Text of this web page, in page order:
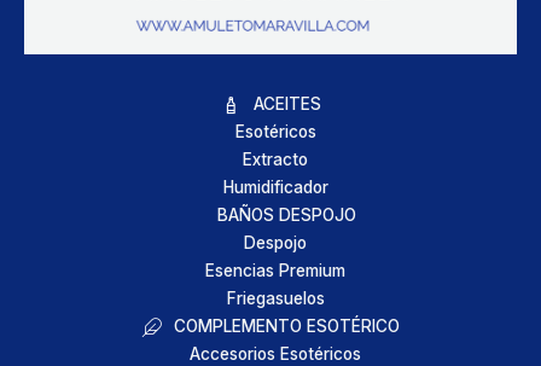
ACEITES
Esotéricos
Extracto
Humidificador
BAÑOS DESPOJO
Despojo
Esencias Premium
Friegasuelos
COMPLEMENTO ESOTÉRICO
Accesorios Esotéricos